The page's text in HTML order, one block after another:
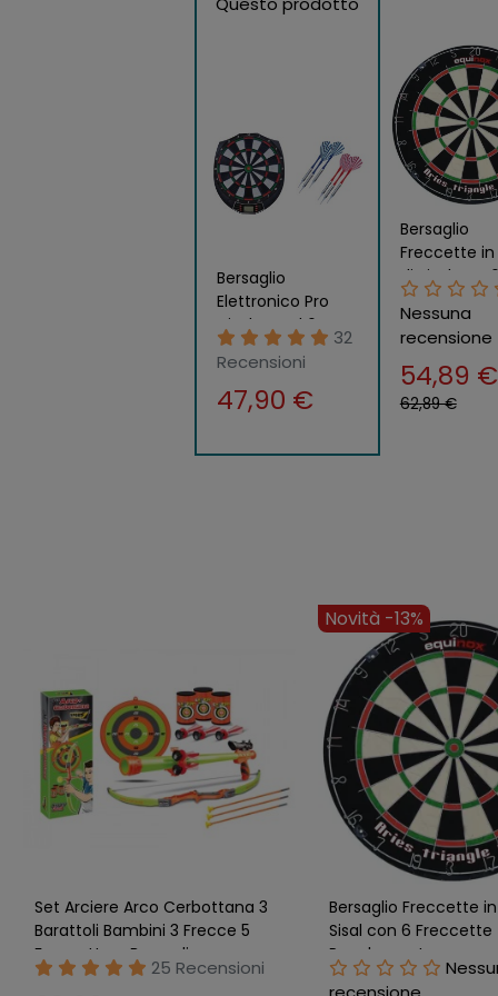
Bersaglio
Elettronico Pro
Display Led 6
Dardi Freccette
Electronic Dart
Bimbi
32
Recensioni
47,90 €
Bersaglio
Freccette in
di Sisal con 6
Freccette
Nessuna
recensione
54,89 €
62,89 €
Bersaglio Freccette Elettronico
con Armadietto 6 Frecce
Alimentatore
Nessuna
Novità -14%
Bersaglio Freccette
con Armadietto 32
Frecce